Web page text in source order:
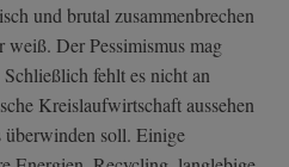
und brutal zusammenbrechen
weiß. Der Pessimismus mag
fehlt es nicht an
Kreislaufwirtschaft aussehen
überwinden soll. Einige